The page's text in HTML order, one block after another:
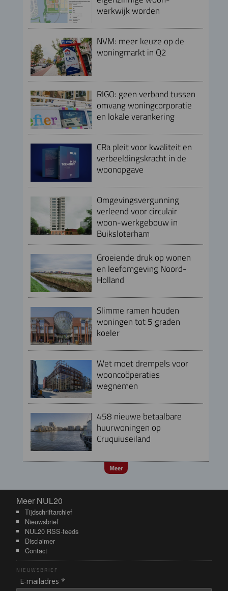
werkwijk worden
NVM: meer keuze op de
woningmarkt in Q2
RIGO: geen verband tussen
omvang woningcorporatie
en lokale verankering
CRa pleit voor kwaliteit en
verbeeldingskracht in de
woonopgave
Omgevingsvergunning
verleend voor circulair
woon-werkgebouw in
Buiksloterham
Groeiende druk op wonen
en leefomgeving Noord-
Holland
Slimme ramen houden
woningen tot 5 graden
koeler
Wet moet drempels voor
wooncoöperaties
wegnemen
458 nieuwe betaalbare
huurwoningen op
Cruquiuseiland
Meer
Meer NUL20
Meer NUL20
Tijdschriftarchief
Nieuwsbrief
NUL20 RSS-feeds
Disclaimer
Contact
NIEUWSBRIEF
E-mailadres *